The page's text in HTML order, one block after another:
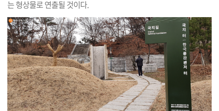
는 형상물로 연출될 것이다.